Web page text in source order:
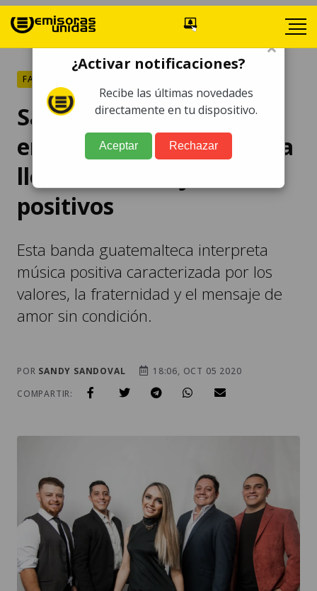
FARÁNDULA
Saeta despierta
emociones con su música
llena de mensajes
positivos
Esta banda guatemalteca interpreta
música positiva caracterizada por los
valores, la fraternidad y el mensaje de
amor sin condición.
POR SANDY SANDOVAL
18:06, OCT 05 2020
COMPARTIR:
×
¿Activar notificaciones?
Recibe las últimas novedades
directamente en tu dispositivo.
Aceptar Rechazar